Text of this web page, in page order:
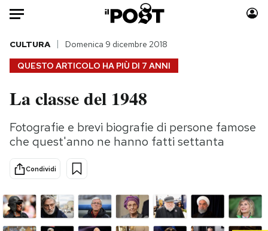
Auto
HOME
Italia
Politica
Tecnologia
Internet
Cultura
Economia
Consumismi
Europa
Altrecose
QUESTO ARTICOLO HA PIÙ DI 7 ANNI
CULTURA Domenica 9 dicembre 2018
La classe del 1948
Fotografie e brevi biografie di persone famose
che quest'anno ne hanno fatti settanta
Condividi